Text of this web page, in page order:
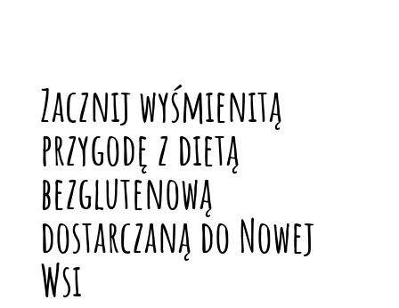
Zacznij wyśmienitą
przygodę z dietą
bezglutenową
dostarczaną do Nowej
Wsi